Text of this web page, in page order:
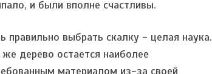
и были вполне счастливы.
правильно выбрать скалку - целая наука.
же дерево остается наиболее
материалом из-за своей